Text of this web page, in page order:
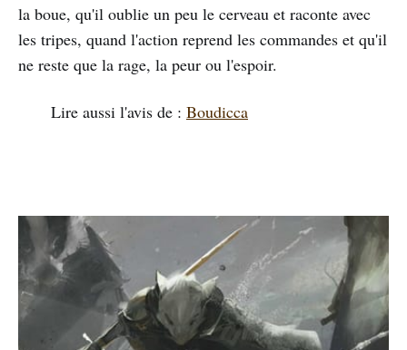
la boue, qu'il oublie un peu le cerveau et raconte avec
les tripes, quand l'action reprend les commandes et qu'il
ne reste que la rage, la peur ou l'espoir.
Lire aussi l'avis de : Boudicca